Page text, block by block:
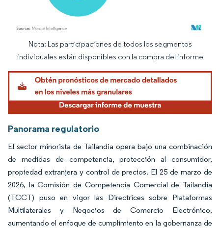
Imagen © Mordor Intelligence. El uso requiere atribución según CC BY 4.0.
Nota: Las participaciones de todos los segmentos
individuales están disponibles con la compra del informe
Panorama regulatorio
El sector minorista de Tailandia opera bajo una combinación
de medidas de competencia, protección al consumidor,
propiedad extranjera y control de precios. El 25 de marzo de
2026, la Comisión de Competencia Comercial de Tailandia
(TCCT) puso en vigor las Directrices sobre Plataformas
Multilaterales y Negocios de Comercio Electrónico,
aumentando el enfoque de cumplimiento en la gobernanza de